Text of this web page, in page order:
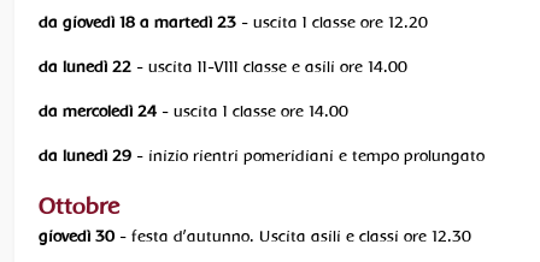
da giovedì 18 a martedì 23 - uscita I classe ore 12.20
da lunedì 22 - uscita II-VIII classe e asili ore 14.00
da mercoledì 24 - uscita I classe ore 14.00
da lunedì 29 - inizio rientri pomeridiani e tempo prolungato
Ottobre
giovedì 30 - festa d’autunno. Uscita asili e classi ore 12.30